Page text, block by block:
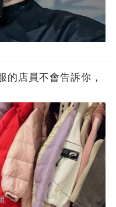
的店員不會告訴你，